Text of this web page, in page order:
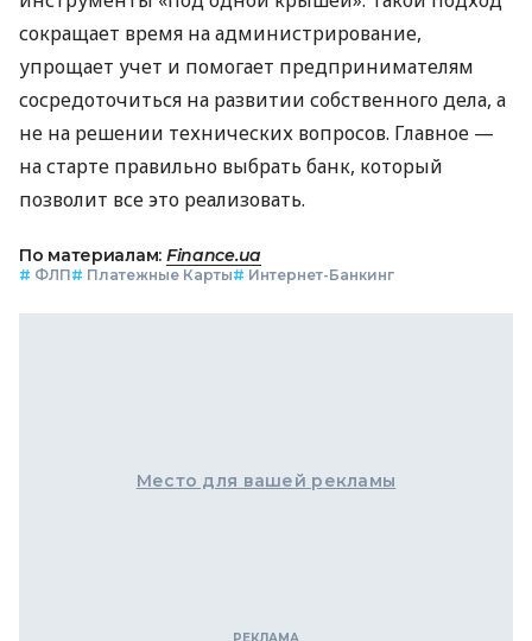
сокращает время на администрирование,
упрощает учет и помогает предпринимателям
сосредоточиться на развитии собственного дела, а
не на решении технических вопросов. Главное —
на старте правильно выбрать банк, который
позволит все это реализовать.
По материалам: Finance.ua
# ФЛП# Платежные Карты# Интернет-Банкинг
Место для вашей рекламы